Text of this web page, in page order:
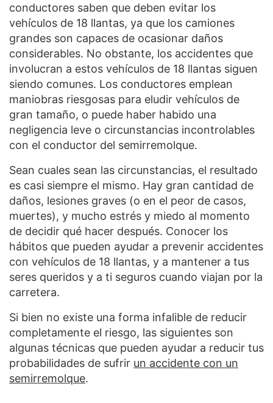
conductores saben que deben evitar los
vehículos de 18 llantas, ya que los camiones
grandes son capaces de ocasionar daños
considerables. No obstante, los accidentes que
involucran a estos vehículos de 18 llantas siguen
siendo comunes. Los conductores emplean
maniobras riesgosas para eludir vehículos de
gran tamaño, o puede haber habido una
negligencia leve o circunstancias incontrolables
con el conductor del semirremolque.
Sean cuales sean las circunstancias, el resultado
es casi siempre el mismo. Hay gran cantidad de
daños, lesiones graves (o en el peor de casos,
muertes), y mucho estrés y miedo al momento
de decidir qué hacer después. Conocer los
hábitos que pueden ayudar a prevenir accidentes
con vehículos de 18 llantas, y a mantener a tus
seres queridos y a ti seguros cuando viajan por la
carretera.
Si bien no existe una forma infalible de reducir
completamente el riesgo, las siguientes son
algunas técnicas que pueden ayudar a reducir tus
probabilidades de sufrir un accidente con un
semirremolque.